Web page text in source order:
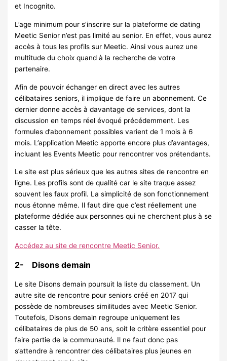
et Incognito.
L’age minimum pour s’inscrire sur la plateforme de dating
Meetic Senior n’est pas limité au senior. En effet, vous aurez
accès à tous les profils sur Meetic. Ainsi vous aurez une
multitude du choix quand à la recherche de votre
partenaire.
Afin de pouvoir échanger en direct avec les autres
célibataires seniors, il implique de faire un abonnement. Ce
dernier donne accès à davantage de services, dont la
discussion en temps réel évoqué précédemment. Les
formules d’abonnement possibles varient de 1 mois à 6
mois. L’application Meetic apporte encore plus d’avantages,
incluant les Events Meetic pour rencontrer vos prétendants.
Le site est plus sérieux que les autres sites de rencontre en
ligne. Les profils sont de qualité car le site traque assez
souvent les faux profil. La simplicité de son fonctionnement
nous étonne même. Il faut dire que c’est réellement une
plateforme dédiée aux personnes qui ne cherchent plus à se
casser la tête.
Accédez au site de rencontre Meetic Senior.
2- Disons demain
Le site Disons demain poursuit la liste du classement. Un
autre site de rencontre pour seniors créé en 2017 qui
possède de nombreuses similitudes avec Meetic Senior.
Toutefois, Disons demain regroupe uniquement les
célibataires de plus de 50 ans, soit le critère essentiel pour
faire partie de la communauté. Il ne faut donc pas
s’attendre à rencontrer des célibataires plus jeunes en